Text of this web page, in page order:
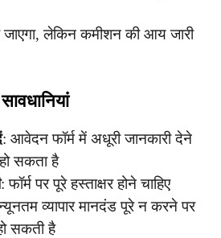
जाएगा, लेकिन कमीशन की आय जारी
: आवेदन फॉर्म में अधूरी जानकारी देने
सकता है
: फॉर्म पर पूरे हस्ताक्षर होने चाहिए
व्यापार मानदंड पूरे न करने पर
सकती है